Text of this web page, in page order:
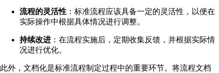
流程的灵活性 ：标准流程应该具备一定的灵活性，以便在
实际操作中根据具体情况进行调整。
持续改进 ：在流程实施后，定期收集反馈，并根据实际情
况进行优化。
此外，文档化是标准流程制定过程中的重要环节。将流程文档